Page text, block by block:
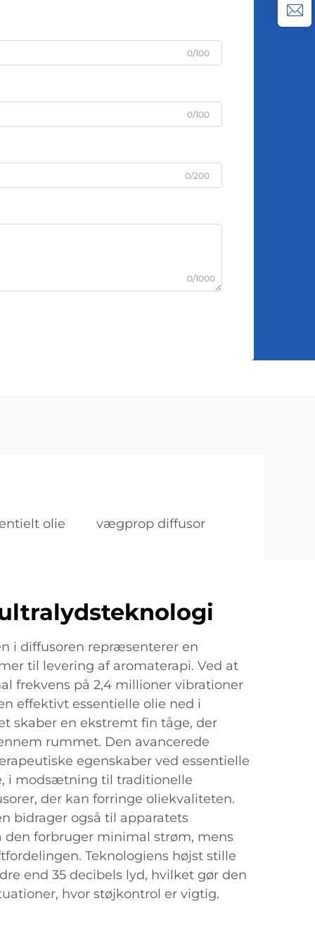
0/100
0/100
0/200
0/1000
olie vægprop diffusor
i diffusoren repræsenterer en
til levering af aromaterapi. Ved at
frekvens på 2,4 millioner vibrationer
effektivt essentielle olie ned i
skaber en ekstremt fin tåge, der
rummet. Den avancerede
egenskaber ved essentielle
i modsætning til traditionelle
der kan forringe oliekvaliteten.
bidrager også til apparatets
den forbruger minimal strøm, mens
Teknologiens højst stille
end 35 decibels lyd, hvilket gør den
hvor støjkontrol er vigtig.